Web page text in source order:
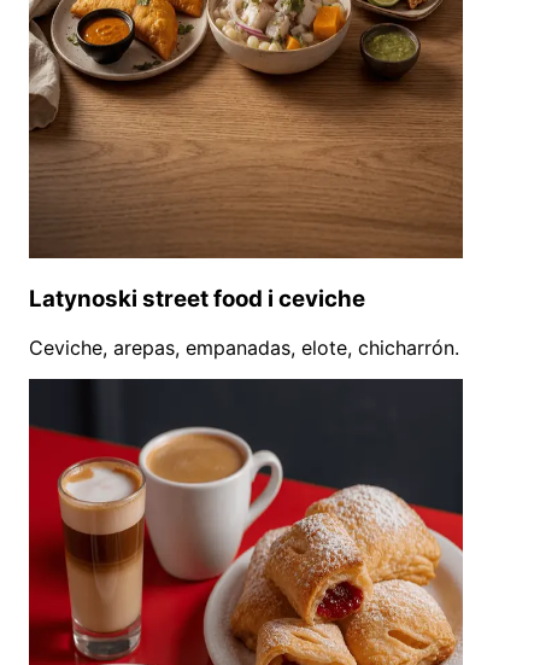
Latynoski street food i ceviche
Ceviche, arepas, empanadas, elote, chicharrón.